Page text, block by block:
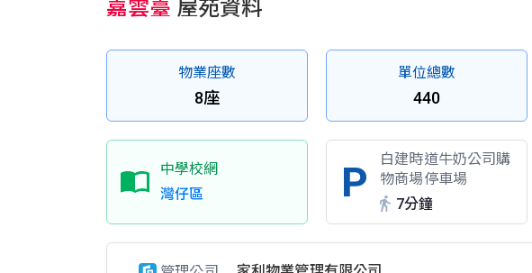
嘉雲臺 屋苑資料
物業座數
8座
單位總數
440
中學校網
灣仔區
白建時道牛奶公司購
物商場停車場
7分鐘